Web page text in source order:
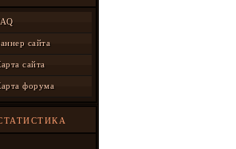
сайта
сайта
форума